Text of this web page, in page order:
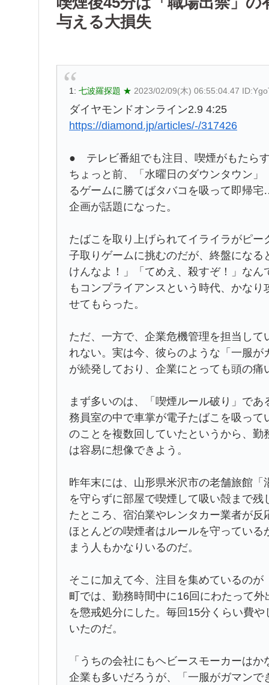
与える大損失
1: 七波羅探題 ★ 2023/02/09(木) 06:55:04.47
ダイヤモンドオンライン2.9 4:25
https://diamond.jp/articles/-/317426
● テレビ番組でも注目、喫煙がもたら
ちょっと前、「水曜日のダウンタウン
るゲームに勝てばタバコを吸って即帰
企画が話題になった。
たばこを取り上げられてイライラがピ
子取りゲームに挑むのだが、終盤にな
けんなよ！」「てめえ、殺すぞ！」な
もコンプライアンスという時代、かな
せてもらった。
ただ、一方で、企業危機管理を担当し
れない。実は今、彼らのような「一服
が続発しており、企業にとっても頭の痛
まず多いのは、「喫煙ルール破り」で
務員室の中で車掌が電子たばこを吸っ
のことを複数回していたというから、
は容易に想像できよう。
昨年末には、山形県米沢市の老舗旅館
を守らずに部屋で喫煙して吸い殻まで
たところ、宿泊業やレンタカー業者が
ほとんどの喫煙者はルールを守ってい
まう人もかなりいるのだ。
そこに加えて今、注目を集めているの
町では、勤務時間中に16回にわたって
を懲戒処分にした。毎回15分くらい費
いたのだ。
「うちの会社にもヘビースモーカーは
企業も多いだろうが、「一服がガマン